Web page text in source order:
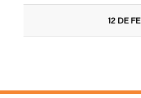
12 DE